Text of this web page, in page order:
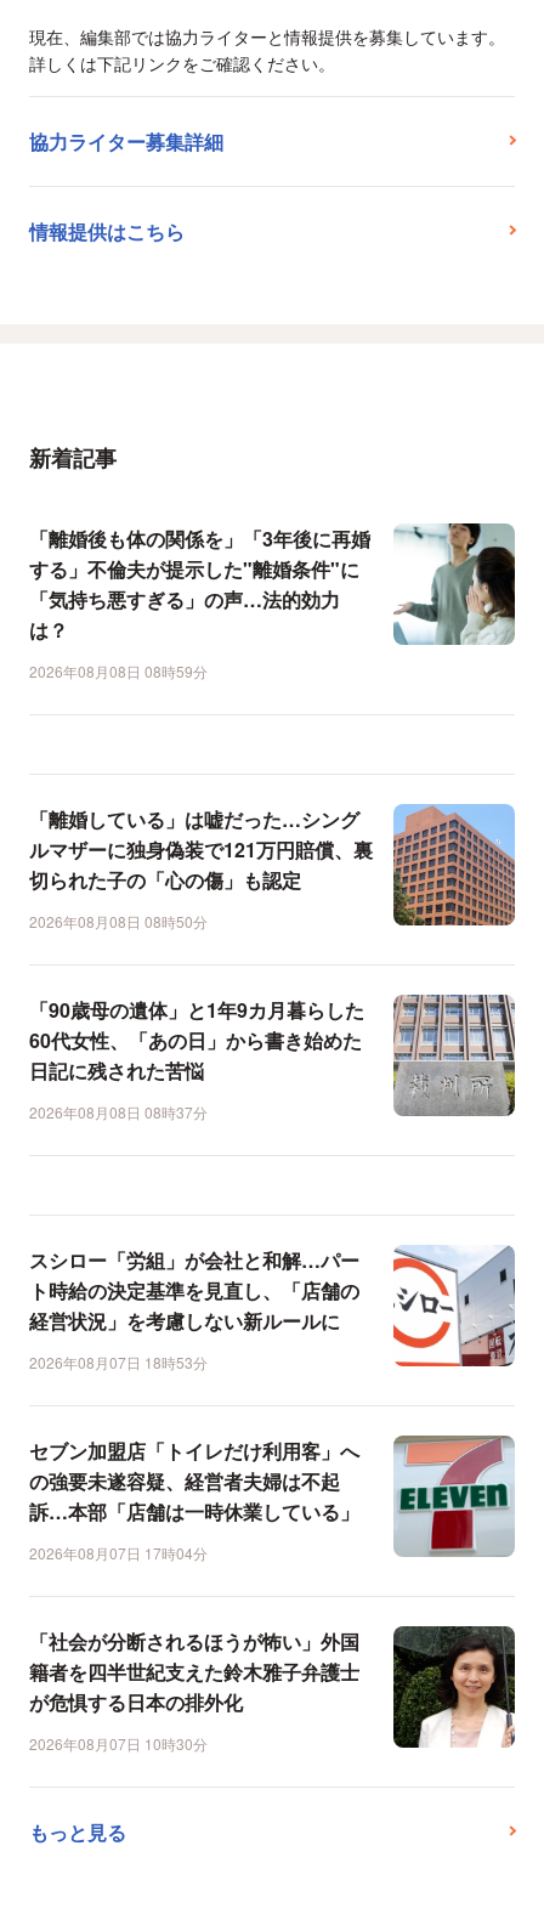
現在、編集部では協力ライターと情報提供を募集しています。
詳しくは下記リンクをご確認ください。
協力ライター募集詳細
情報提供はこちら
新着記事
「離婚後も体の関係を」「3年後に再婚
する」不倫夫が提示した"離婚条件"に
「気持ち悪すぎる」の声…法的効力
は？
2026年08月08日 08時59分
「離婚している」は嘘だった…シング
ルマザーに独身偽装で121万円賠償、裏
切られた子の「心の傷」も認定
2026年08月08日 08時50分
「90歳母の遺体」と1年9カ月暮らした
60代女性、「あの日」から書き始めた
日記に残された苦悩
2026年08月08日 08時37分
スシロー「労組」が会社と和解…パー
ト時給の決定基準を見直し、「店舗の
経営状況」を考慮しない新ルールに
2026年08月07日 18時53分
セブン加盟店「トイレだけ利用客」へ
の強要未遂容疑、経営者夫婦は不起
訴…本部「店舗は一時休業している」
2026年08月07日 17時04分
「社会が分断されるほうが怖い」外国
籍者を四半世紀支えた鈴木雅子弁護士
が危惧する日本の排外化
2026年08月07日 10時30分
もっと見る